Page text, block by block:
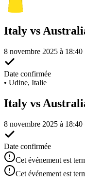
Italy vs
8 novembre 2025 à 18:40
Date confirmée
• Udine, Italie
Italy vs
8 novembre 2025 à
Date confirmée
Cet événement est
Cet événement est